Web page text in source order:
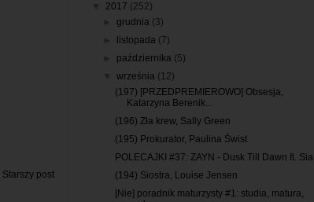
Starszy post
2017 (252)
►grudnia (3)
listopada (7)
października (5)
▼września (12)
(197) [PRZEDPREMIEROWO] Obsesja,
Katarzyna Berenik...
(196) Zła krew, Sally Green
(195) Prokurator, Paulina Świst
POLECAJKI #37: ZAYN - Dusk Till Dawn ft. Sia
(194) Siostra, Louise Jensen
[Nie] poradnik maturzysty #1: studia, matura,